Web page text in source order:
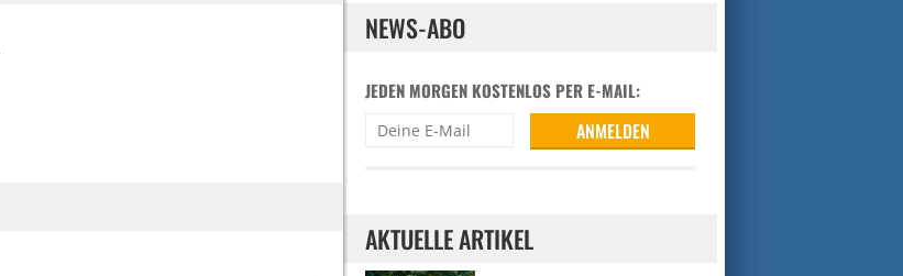
NEWS-ABO
JEDEN MORGEN KOSTENLOS PER E-MAIL:
AKTUELLE ARTIKEL